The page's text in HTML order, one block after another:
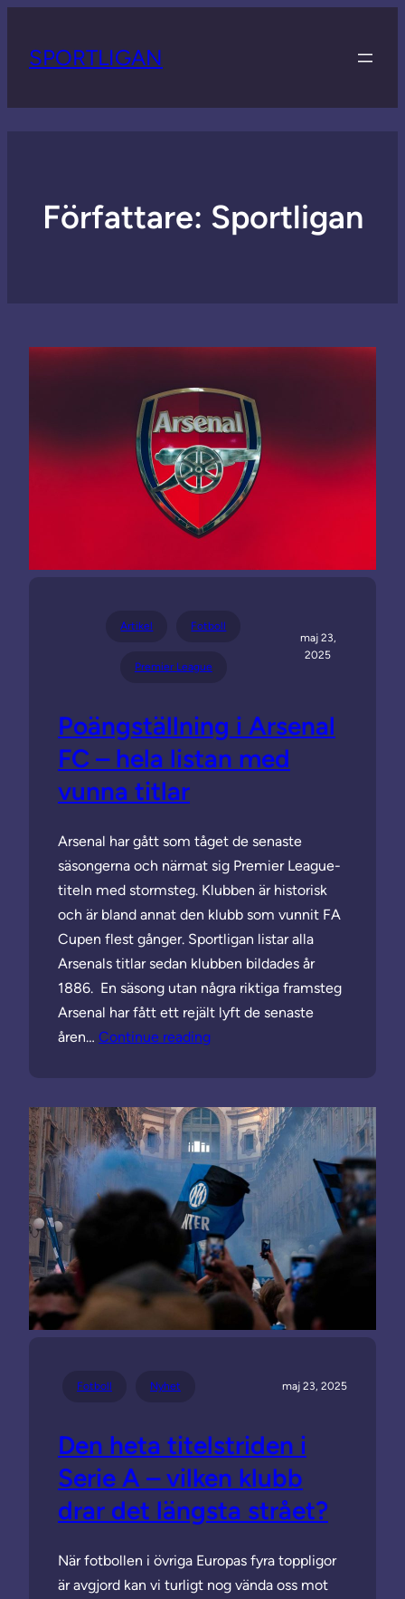
SPORTLIGAN
Författare: Sportligan
Artikel Fotboll
Premier League
maj 23,
2025
Poängställning i Arsenal
FC – hela listan med
vunna titlar
Arsenal har gått som tåget de senaste
säsongerna och närmat sig Premier League-
titeln med stormsteg. Klubben är historisk
och är bland annat den klubb som vunnit FA
Cupen flest gånger. Sportligan listar alla
Arsenals titlar sedan klubben bildades år
1886. En säsong utan några riktiga framsteg
Arsenal har fått ett rejält lyft de senaste
åren… Continue reading
Fotboll Nyhet maj 23, 2025
Den heta titelstriden i
Serie A – vilken klubb
drar det längsta strået?
När fotbollen i övriga Europas fyra toppligor
är avgjord kan vi turligt nog vända oss mot